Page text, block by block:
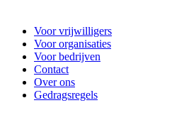
Voor vrijwilligers
Voor organisaties
Voor bedrijven
Contact
Over ons
Gedragsregels